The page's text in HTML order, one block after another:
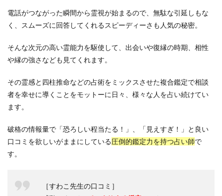
電話がつながった瞬間から霊視が始まるので、無駄な引延しもな
く、スムーズに回答してくれるスピーディーさも人気の秘密。
そんな次元の高い霊能力を駆使して、出会いや復縁の時期、相性
や縁の強さなども見てくれます。
その霊感と四柱推命などの占術をミックスさせた複合鑑定で相談
者を幸せに導くことをモットーに日々、様々な人を占い続けてい
ます。
破格の情報量で「恐ろしい程当たる！」、「見えすぎ！」と良い
口コミを欲しいがままにしている圧倒的鑑定力を持つ占い師で
す。
［すわこ先生の口コミ］